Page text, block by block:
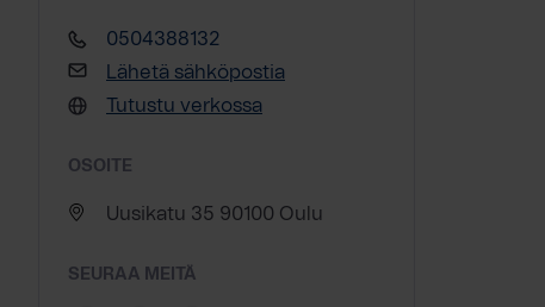
0504388132
Lähetä sähköpostia
Tutustu verkossa
OSOITE
Uusikatu 35 90100 Oulu
SEURAA MEITÄ